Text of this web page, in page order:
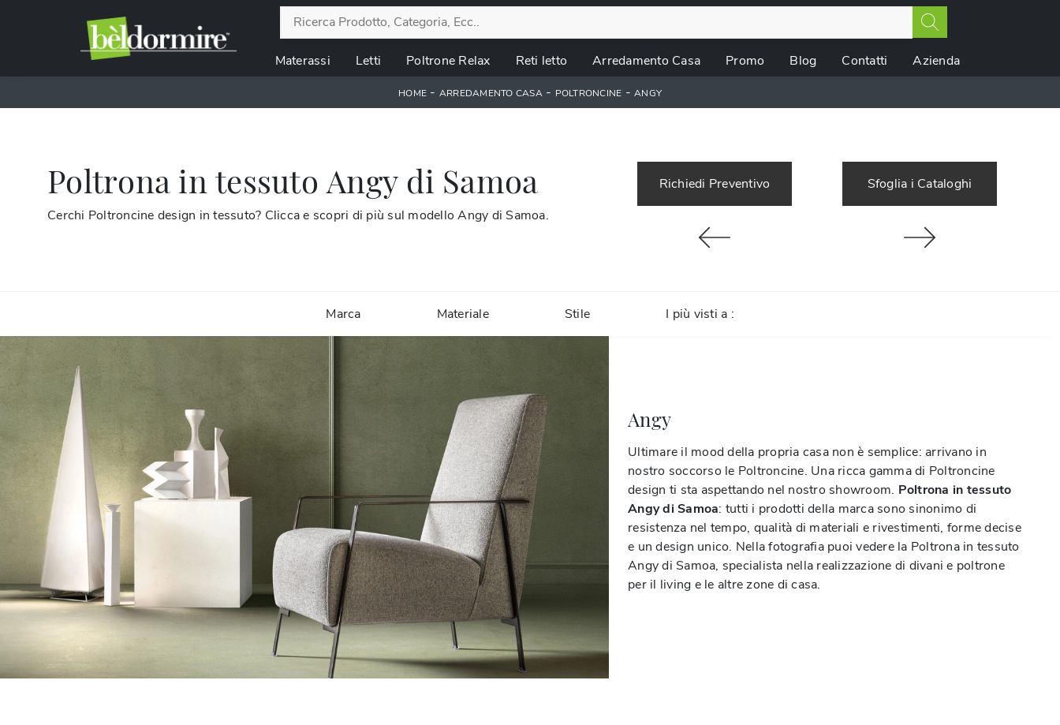
Materassi Letti Poltrone Relax Reti letto Arredamento Casa Promo Blog Contatti Azienda
HOME - ARREDAMENTO CASA- POLTRONCINE - ANGY
Poltrona in tessuto Angy di Samoa
Cerchi Poltroncine design in tessuto? Clicca e scopri di più sul modello Angy di Samoa.
Richiedi Preventivo Sfoglia i Cataloghi
Marca Materiale Stile I più visti a :
Angy
Ultimare il mood della propria casa non è semplice: arrivano in
nostro soccorso le Poltroncine. Una ricca gamma di Poltroncine
design ti sta aspettando nel nostro showroom. Poltrona in tessuto
Angy di Samoa: tutti i prodotti della marca sono sinonimo di
resistenza nel tempo, qualità di materiali e rivestimenti, forme decise
e un design unico. Nella fotografia puoi vedere la Poltrona in tessuto
Angy di Samoa, specialista nella realizzazione di divani e poltrone
per il living e le altre zone di casa.